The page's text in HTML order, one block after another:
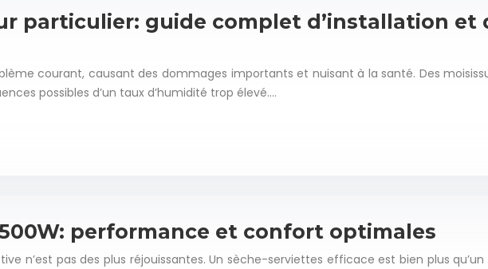
particulier: guide complet d’installation et
courant, causant des dommages importants et nuisant à la santé. Des
possibles d’un taux d’humidité trop élevé….
performance et confort optimales
n’est pas des plus réjouissantes. Un sèche-serviettes efficace est bien plus